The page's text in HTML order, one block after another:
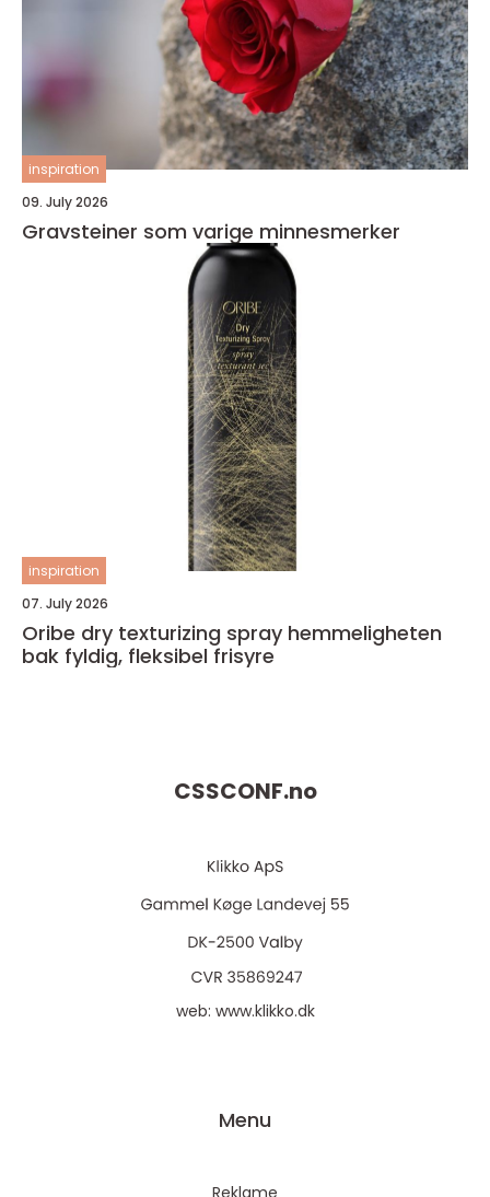
inspiration
09. July 2026
Gravsteiner som varige minnesmerker
inspiration
07. July 2026
Oribe dry texturizing spray hemmeligheten
bak fyldig, fleksibel frisyre
CSSCONF.no
web: www.klikko.dk
Menu